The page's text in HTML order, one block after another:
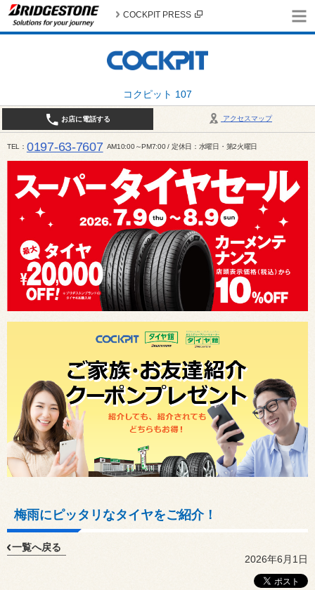
コクピット 107
COCKPIT PRESS
アクセスマップ
お店に電話する
TEL 0197-63-7607 AM10:00～PM7:00 / 定休日：水曜日・第2火曜日
梅雨にピッタリなタイヤをご紹介！
一覧へ戻る
2026年6月1日